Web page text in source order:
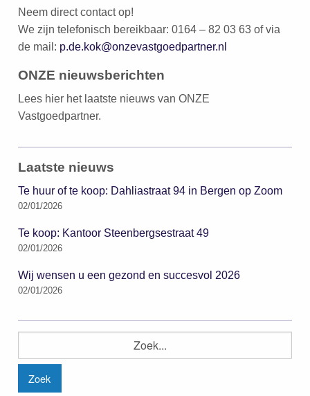
Neem direct contact op!
We zijn telefonisch bereikbaar: 0164 – 82 03 63 of via
de mail: p.de.kok@onzevastgoedpartner.nl
ONZE nieuwsberichten
Lees hier het laatste nieuws van ONZE
Vastgoedpartner.
Laatste nieuws
Te huur of te koop: Dahliastraat 94 in Bergen op Zoom
02/01/2026
Te koop: Kantoor Steenbergsestraat 49
02/01/2026
Wij wensen u een gezond en succesvol 2026
02/01/2026
naar: